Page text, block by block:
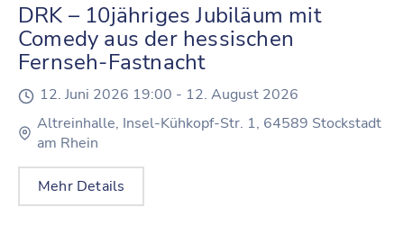
DRK – 10jähriges Jubiläum mit
Comedy aus der hessischen
Fernseh-Fastnacht
12. Juni 2026 19:00 - 12. August 2026
Altreinhalle, Insel-Kühkopf-Str. 1, 64589 Stockstadt
am Rhein
Mehr Details